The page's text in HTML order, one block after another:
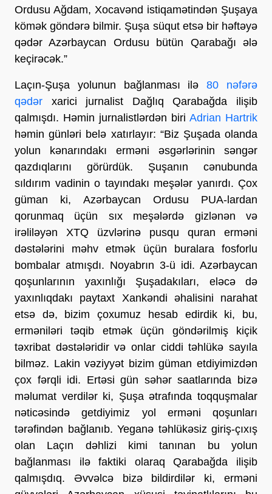
Ordusu Ağdam, Xocavənd istiqamətindən Şuşaya
kömək göndərə bilmir. Şuşa süqut etsə bir həftəyə
qədər Azərbaycan Ordusu bütün Qarabağı ələ
keçirəcək.”
Laçın-Şuşa yolunun bağlanması ilə 80 nəfərə
qədər xarici jurnalist Dağlıq Qarabağda ilişib
qalmışdı. Həmin jurnalistlərdən biri Adrian Hartrik
həmin günləri belə xatırlayır: “Biz Şuşada olanda
yolun kənarındakı erməni əsgərlərinin səngər
qazdıqlarını görürdük. Şuşanın cənubunda
sıldırım vadinin o tayındakı meşələr yanırdı. Çox
güman ki, Azərbaycan Ordusu PUA-lardan
qorunmaq üçün sıx meşələrdə gizlənən və
irəliləyən XTQ üzvlərinə pusqu quran erməni
dəstələrini məhv etmək üçün buralara fosforlu
bombalar atmışdı. Noyabrın 3-ü idi. Azərbaycan
qoşunlarının yaxınlığı Şuşadakıları, eləcə də
yaxınlıqdakı paytaxt Xankəndi əhalisini narahat
etsə də, bizim çoxumuz hesab edirdik ki, bu,
erməniləri təqib etmək üçün göndərilmiş kiçik
təxribat dəstələridir və onlar ciddi təhlükə sayıla
bilməz. Lakin vəziyyət bizim güman etdiyimizdən
çox fərqli idi. Ertəsi gün səhər saatlarında bizə
məlumat verdilər ki, Şuşa ətrafında toqquşmalar
nəticəsində getdiyimiz yol erməni qoşunları
tərəfindən bağlanıb. Yeganə təhlükəsiz giriş-çıxış
olan Laçın dəhlizi kimi tanınan bu yolun
bağlanması ilə faktiki olaraq Qarabağda ilişib
qalmışdıq. Əvvəlcə bizə bildirdilər ki, erməni